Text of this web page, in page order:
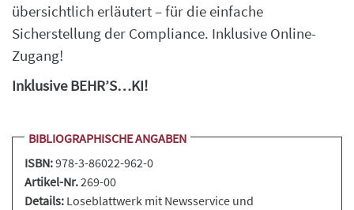
übersichtlich erläutert – für die einfache
Sicherstellung der Compliance. Inklusive Online-
Zugang!
Inklusive BEHR’S…KI!
BIBLIOGRAPHISCHE ANGABEN
ISBN:978-3-86022-962-0
Artikel-Nr.269-00
Details: Loseblattwerk mit Newsservice und